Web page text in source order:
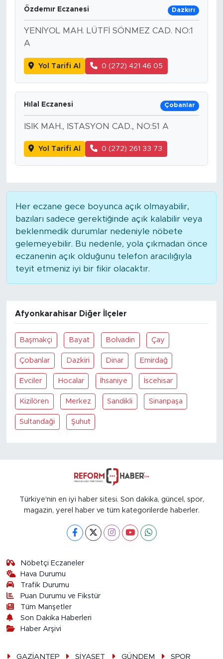
Özdemır Eczanesi Dazkırı
YENİYOL MAH. LÜTFİ SÖNMEZ CAD. NO:1
A
Yol Tarifi Al 0 (272) 421 46 05
Hılal Eczanesi Çobanlar
ISIK MAH., ISTASYON CAD., NO:51 A
Yol Tarifi Al 0 (272) 261 33 73
Her eczane gece boyunca açık olmayabilir,
bazıları sadece gerektiğinde açık kalabilir veya
beklenmedik durumlar nedeniyle nöbete
gelemeyebilir. Bu nedenle, yola çıkmadan önce
eczanenin açık olduğunu telefon aracılığıyla
teyit etmeniz iyi bir fikir olacaktır.
Afyonkarahisar Diğer İlçeler
Başmakçi Bayat Bolvadin Çay
Çobanlar Dazkiri Dinar Emirdağ
Evciler Hocalar İhsaniye İscehisar
Kizilören Merkez Sandikli Sinanpaşa
Sultandaği Şuhut
Türkiye'nin en iyi haber sitesi. Son dakika, güncel, spor,
magazin, yerel haber ve tüm kategorilerde haberler.
Nöbetçi Eczaneler
Hava Durumu
Trafik Durumu
Puan Durumu ve Fikstür
Tüm Manşetler
Son Dakika Haberleri
Haber Arşivi
GAZİANTEP SİYASET GÜNDEM SPOR